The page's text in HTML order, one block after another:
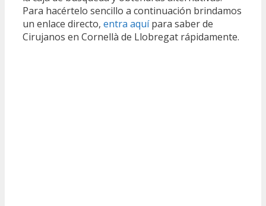
Para hacértelo sencillo a continuación brindamos
un enlace directo, entra aquípara saber de
Cirujanos en Cornellà de Llobregat rápidamente.